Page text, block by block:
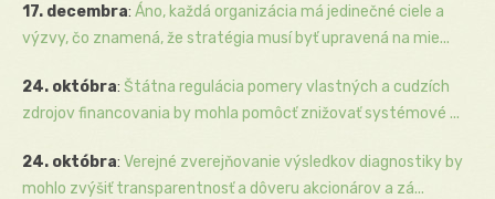
17. decembra: Áno, každá organizácia má jedinečné ciele a
výzvy, čo znamená, že stratégia musí byť upravená na mie...
24. októbra: Štátna regulácia pomery vlastných a cudzích
zdrojov financovania by mohla pomôcť znižovať systémové ...
24. októbra: Verejné zverejňovanie výsledkov diagnostiky by
mohlo zvýšiť transparentnosť a dôveru akcionárov a zá...